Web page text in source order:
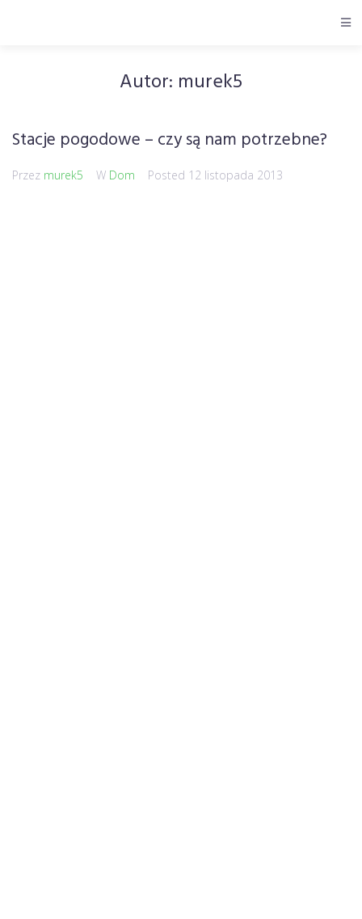
Autor: murek5
Stacje pogodowe – czy są nam potrzebne?
Przez murek5 W Dom Posted 12 listopada 2013